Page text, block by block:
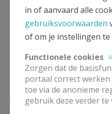
10/01
17/01
11.00
24/01
11.00
11.00
in of aanvaard alle
gebruiksvoorwaarden
of om je instellingen te
Functionele cookies
Zorgen dat de
portaal correct werken
toe via de anonieme
gebruik deze verder te